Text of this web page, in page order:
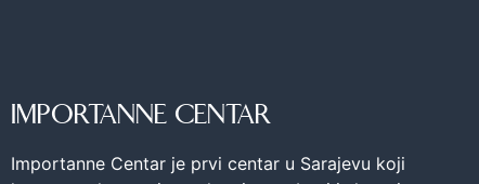
IMPORTANNE CENTAR
Importanne Centar je prvi centar u Sarajevu koji